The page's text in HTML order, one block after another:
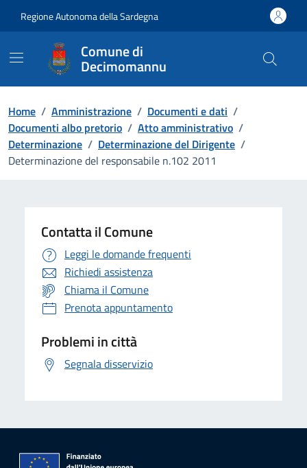
Regione Autonoma della Sardegna
Comune di
Decimomannu
Home / Amministrazione / Documenti e dati /
Documenti albo pretorio / Atto amministrativo /
Determinazione / Determinazione del Dirigente /
Determinazione del responsabile n.102 2011
Contatta il Comune
Leggi le domande frequenti
Richiedi assistenza
Chiama il Comune
Prenota appuntamento
Problemi in città
Segnala disservizio